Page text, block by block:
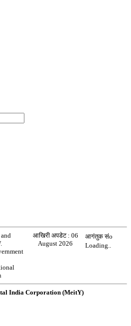
आखिरी अपडेट : 06
August 2026
आगंतुक संo
Loading..
India Corporation (MeitY)